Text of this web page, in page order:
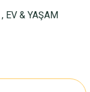
, EV & YAŞAM